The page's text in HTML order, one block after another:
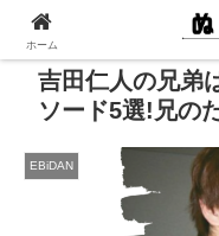
吉田仁人の兄弟
ソード5選!兄の
EBiDAN
ホーム